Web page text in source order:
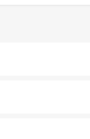
カーズは地元の風情を楽